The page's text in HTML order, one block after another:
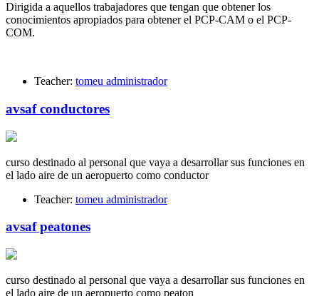
Dirigida a aquellos trabajadores que tengan que obtener los
conocimientos apropiados para obtener el PCP-CAM o el PCP-
COM.
Teacher: tomeu administrador
avsaf conductores
curso destinado al personal que vaya a desarrollar sus funciones en
el lado aire de un aeropuerto como conductor
Teacher: tomeu administrador
avsaf peatones
curso destinado al personal que vaya a desarrollar sus funciones en
el lado aire de un aeropuerto como peaton